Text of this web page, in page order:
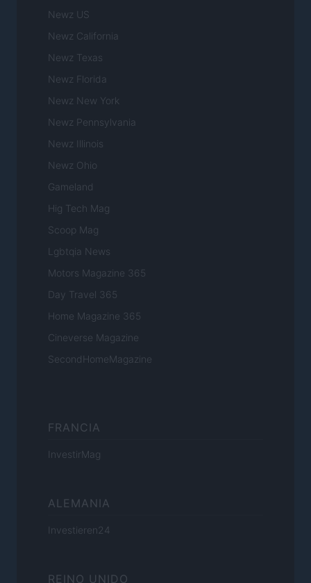
Newz US
Newz California
Newz Texas
Newz Florida
Newz New York
Newz Pennsylvania
Newz Illinois
Newz Ohio
Gameland
Hig Tech Mag
Scoop Mag
Lgbtqia News
Motors Magazine 365
Day Travel 365
Home Magazine 365
Cineverse Magazine
SecondHomeMagazine
FRANCIA
InvestirMag
ALEMANIA
Investieren24
REINO UNIDO